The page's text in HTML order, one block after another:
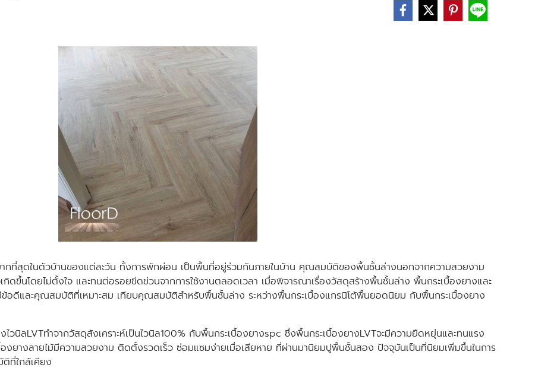
ากที่สุดในตัวบ้านของแต่ละวัน ทั้งการพักผ่อน เป็นพื้นที่อยู่ร่วมกันภายในบ้าน คุณสมบัติของพื้นชั้นล่างนอกจากความสวยงาม
ขึ้นโดยไม่ตั้งใจ และทนต่อรอยขีดข่วนจากการใช้งานตลอดเวลา เมื่อพิจารณาเรื่องวัสดุสร้างพื้นชั้นล่าง พื้นกระเบื้องยางและ
ข้อดีและคุณสมบัติที่เหมาะสม เทียบคุณสมบัติสำหรับพื้นชั้นล่าง ระหว่างพื้นกระเบื้องแกรนิโต้พื้นยอดนิยม กับพื้นกระเบื้องยาง
วนิลLVTทำจากวัสดุสังเคราะห์เป็นไวนิล100% กับพื้นกระเบื้องยางspc ซึ่งพื้นกระเบื้องยางLVTจะมีความยืดหยุ่นและทนแรง
งยางลายไม้มีความสวยงาม ติดตั้งรวดเร็ว ซ่อมแซมง่ายเมื่อเสียหาย ที่ผ่านมานิยมปูพื้นชั้นสอง ปัจจุบันเป็นที่นิยมเพิ่มขึ้นในการ
ที่ใกล้เคียง